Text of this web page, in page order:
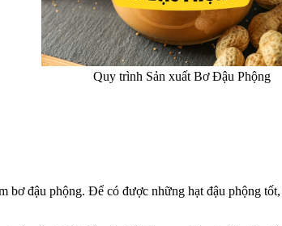
Quy trình Sản xuất Bơ Đậu Phộng
bơ đậu phộng. Để có được những hạt đậu phộng